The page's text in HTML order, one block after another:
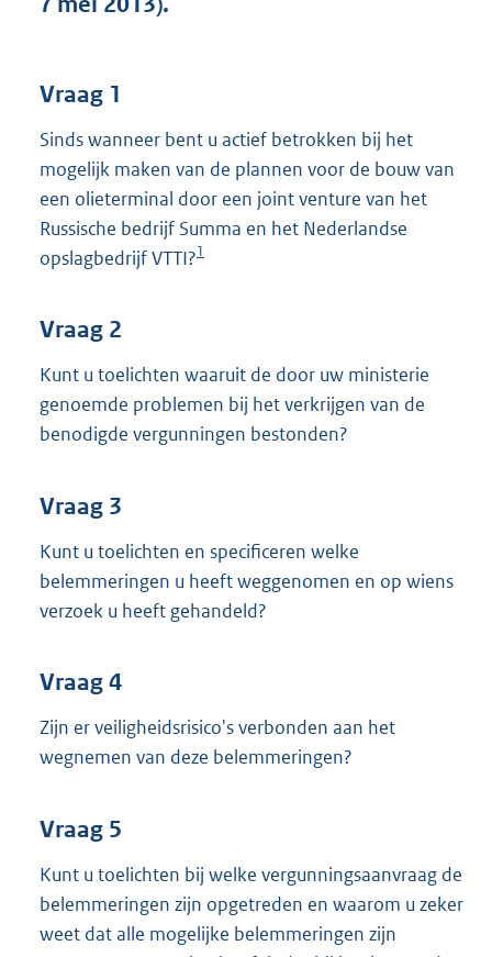
b
Vraag 1
Sinds wanneer bent u actief betrokken bij het
mogelijk maken van de plannen voor de bouw van
een olieterminal door een joint venture van het
Russische bedrijf Summa en het Nederlandse
opslagbedrijf VTTI?1
Vraag 2
Kunt u toelichten waaruit de door uw ministerie
genoemde problemen bij het verkrijgen van de
benodigde vergunningen bestonden?
Vraag 3
Kunt u toelichten en specificeren welke
belemmeringen u heeft weggenomen en op wiens
verzoek u heeft gehandeld?
Vraag 4
Zijn er veiligheidsrisico's verbonden aan het
wegnemen van deze belemmeringen?
Vraag 5
Kunt u toelichten bij welke vergunningsaanvraag de
belemmeringen zijn opgetreden en waarom u zeker
weet dat alle mogelijke belemmeringen zijn